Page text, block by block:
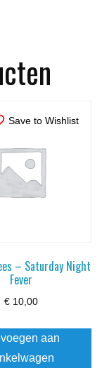
Save to Wishlist
– Saturday Night
Fever
€10,00
aan